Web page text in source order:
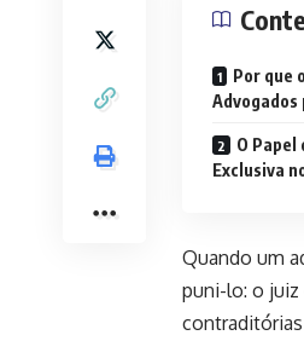
Por que
Advogados
O Papel
Exclusiva
Quando um
puni-lo: o juiz